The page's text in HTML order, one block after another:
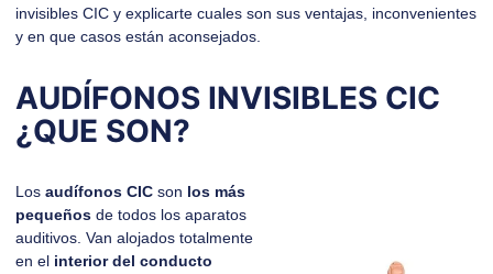
invisibles CIC y explicarte cuales son sus ventajas, inconvenientes
y en que casos están aconsejados.
AUDÍFONOS INVISIBLES CIC
¿QUE SON?
Los audífonos CIC son los más
pequeños de todos los aparatos
auditivos. Van alojados totalmente
en el interior del conducto